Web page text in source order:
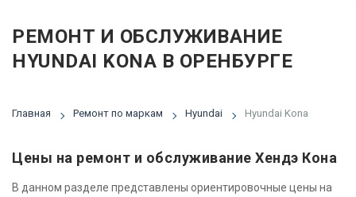
РЕМОНТ И ОБСЛУЖИВАНИЕ
HYUNDAI KONA В ОРЕНБУРГЕ
Главная Ремонт по маркам Hyundai Hyundai Kona
Цены на ремонт и обслуживание Хендэ Кона
В данном разделе представлены ориентировочные цены на